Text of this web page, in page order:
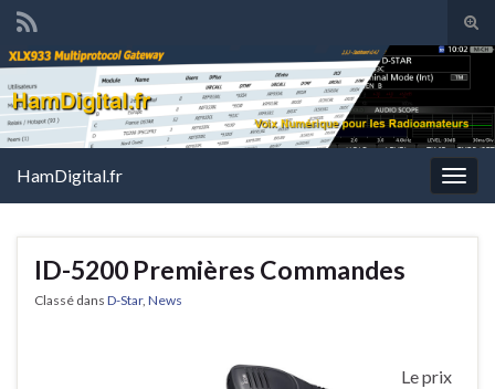
Search for:
HamDigital.fr
ID-5200 Premières Commandes
Classé dans D-Star, News
Le prix